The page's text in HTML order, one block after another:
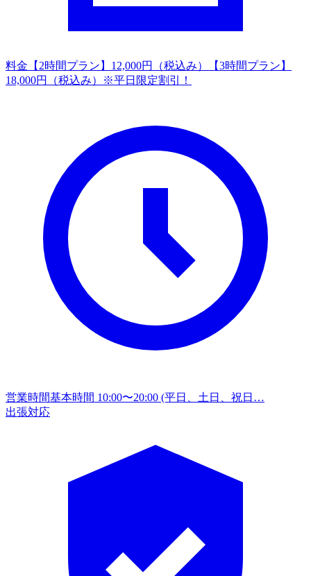
料金 【2時間プラン】12,000円（税込み）【3時間プラン】
18,000円（税込み）※平日限定割引！
営業時間基本時間 10:00〜20:00 (平日、土日、祝日…
出張対応